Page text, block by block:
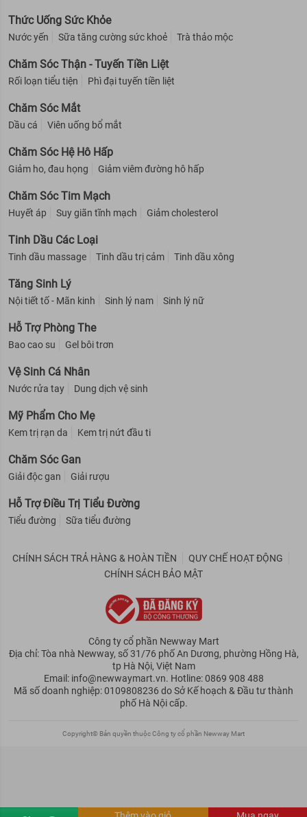
Thức Uống Sức Khỏe
Nước yến Sữa tăng cường sức khoẻ Trà thảo mộc
Chăm Sóc Thận - Tuyến Tiền Liệt
Rối loạn tiểu tiện Phì đại tuyến tiền liệt
Chăm Sóc Mắt
Dầu cá Viên uống bổ mắt
Chăm Sóc Hệ Hô Hấp
Giảm ho, đau họng Giảm viêm đường hô hấp
Chăm Sóc Tim Mạch
Huyết áp Suy giãn tĩnh mạch Giảm cholesterol
Tinh Dầu Các Loại
Tinh dầu massage Tinh dầu trị cảm Tinh dầu xông
Tăng Sinh Lý
Nội tiết tố - Mãn kinh Sinh lý nam Sinh lý nữ
Hỗ Trợ Phòng The
Bao cao su Gel bôi trơn
Vệ Sinh Cá Nhân
Nước rửa tay Dung dịch vệ sinh
Mỹ Phẩm Cho Mẹ
Kem trị rạn da Kem trị nứt đầu ti
Chăm Sóc Gan
Giải độc gan Giải rượu
Hỗ Trợ Điều Trị Tiểu Đường
Tiểu đường Sữa tiểu đường
CHÍNH SÁCH TRẢ HÀNG & HOÀN TIỀN
QUY CHẾ HOẠT ĐỘNG
CHÍNH SÁCH BẢO MẬT
Công ty cổ phần Newway Mart
Địa chỉ: Tòa nhà Newway, số 31/76 phố An Dương, phường Hồng Hà,
tp Hà Nội, Việt Nam
Email: info@newwaymart.vn. Hotline: 0869 908 488
Mã số doanh nghiệp: 0109808236 do Sở Kế hoạch & Đầu tư thành
phố Hà Nội cấp.
Copyright© Bản quyền thuộc Công ty cổ phần Newway Mart